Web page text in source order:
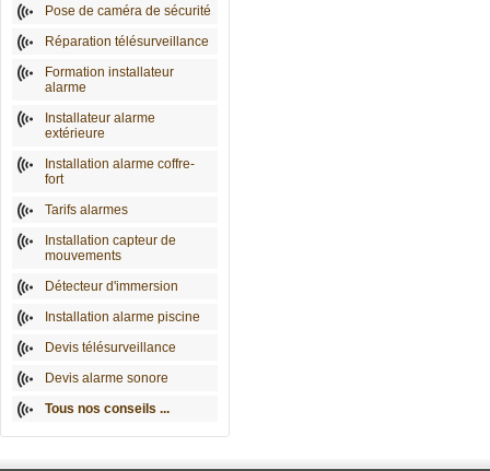
Pose de caméra de sécurité
Réparation télésurveillance
Formation installateur
alarme
Installateur alarme
extérieure
Installation alarme coffre-
fort
Tarifs alarmes
Installation capteur de
mouvements
Détecteur d'immersion
Installation alarme piscine
Devis télésurveillance
Devis alarme sonore
Tous nos conseils ...